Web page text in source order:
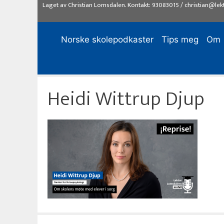
Laget avChristian Lomsdalen. Kontakt: 93083015/
Norske skolepodkaster Tips meg Om
Heidi Wittrup Djup